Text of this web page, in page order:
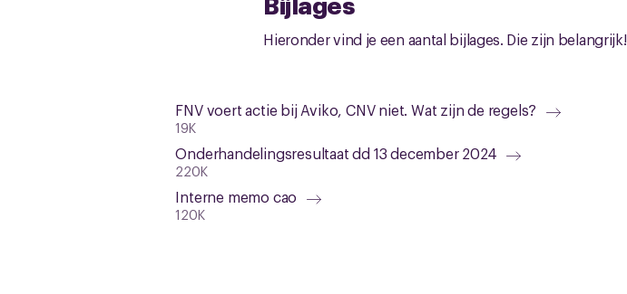
Hieronder vind je een aantal bijlages. Die zijn belangrijk!
FNV voert actie bij Aviko, CNV niet. Wat zijn de regels?
19K
Onderhandelingsresultaat dd 13 december 2024
220K
Interne memo cao
120K